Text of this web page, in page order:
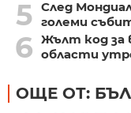
5 След
големи
6 Жълт код за
области
ОЩЕ ОТ: